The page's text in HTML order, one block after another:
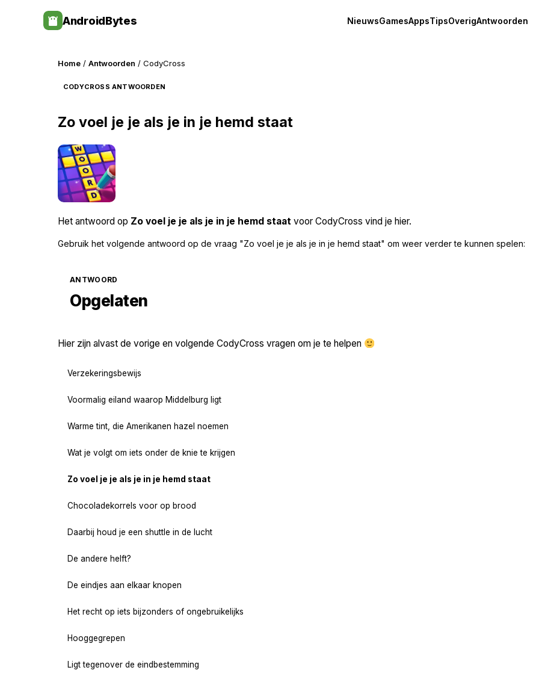
AndroidBytes NieuwsGamesAppsTipsOverigAntwoorden
Home / Antwoorden / CodyCross
CODYCROSS ANTWOORDEN
Zo voel je je als je in je hemd staat
Het antwoord op Zo voel je je als je in je hemd staat voor CodyCross vind je hier.
Gebruik het volgende antwoord op de vraag "Zo voel je je als je in je hemd staat" om weer verder te kunnen spelen:
ANTWOORD
Opgelaten
Hier zijn alvast de vorige en volgende CodyCross vragen om je te helpen
Verzekeringsbewijs
Voormalig eiland waarop Middelburg ligt
Warme tint, die Amerikanen hazel noemen
Wat je volgt om iets onder de knie te krijgen
Zo voel je je als je in je hemd staat
Chocoladekorrels voor op brood
Daarbij houd je een shuttle in de lucht
De andere helft?
De eindjes aan elkaar knopen
Het recht op iets bijzonders of ongebruikelijks
Hooggegrepen
Ligt tegenover de eindbestemming